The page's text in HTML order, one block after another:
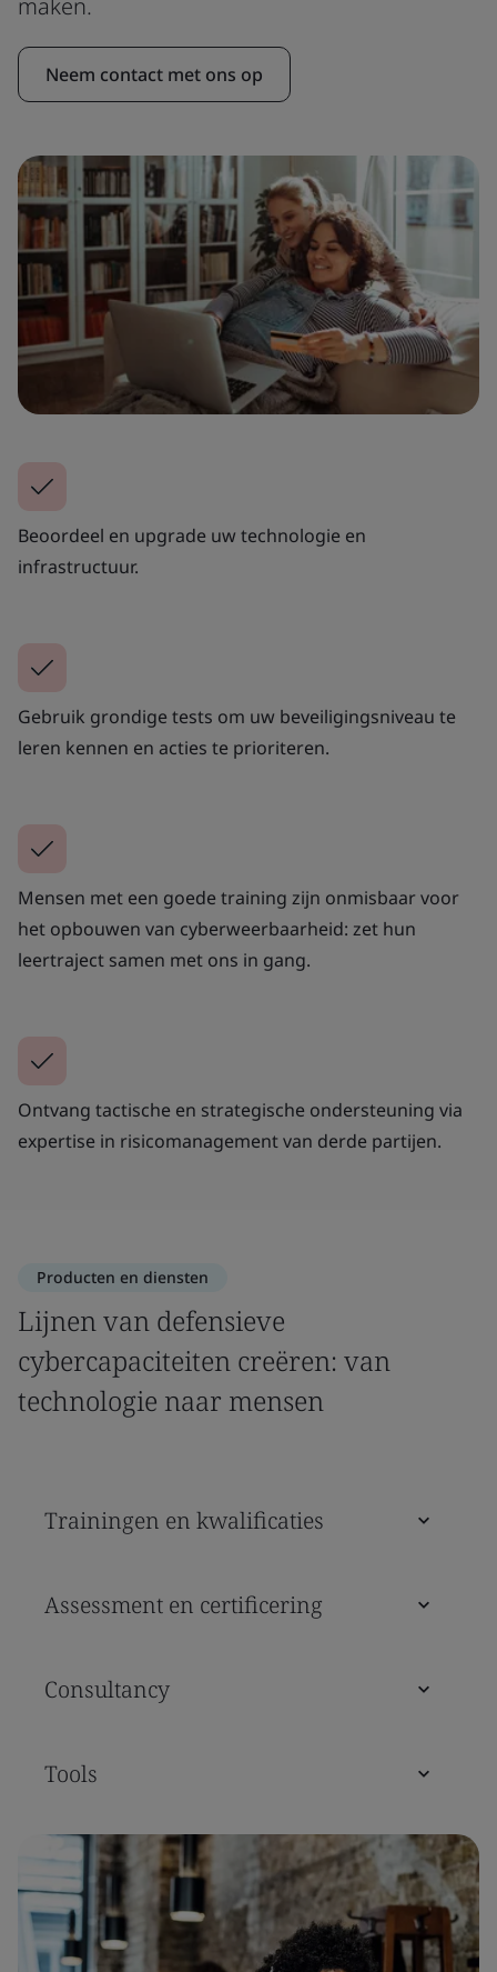
Neem contact met ons op
Beoordeel en upgrade uw technologie en
infrastructuur.
Gebruik grondige tests om uw beveiligingsniveau te
leren kennen en acties te prioriteren.
Mensen met een goede training zijn onmisbaar voor
het opbouwen van cyberweerbaarheid: zet hun
leertraject samen met ons in gang.
Ontvang tactische en strategische ondersteuning via
expertise in risicomanagement van derde partijen.
Producten en diensten
Lijnen van defensieve
cybercapaciteiten creëren: van
technologie naar mensen
Trainingen en kwalificaties
Assessment en certificering
Consultancy
Tools